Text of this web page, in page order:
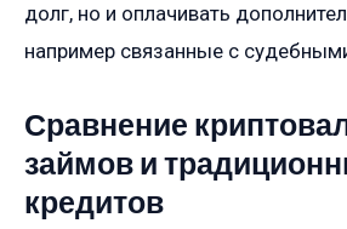
долг, но и оплачивать
например связанные с
Сравнение
займов и
кредитов